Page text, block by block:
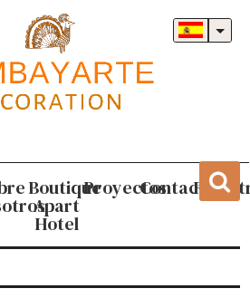
Boutique
Apart
Hotel
ProyectosContacto